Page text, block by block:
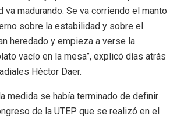
va madurando. Se va corriendo el manto
sobre la estabilidad y sobre el
heredado y empieza a verse la
vacío en la mesa”, explicó días atrás
Héctor Daer.
medida se había terminado de definir
de la UTEP que se realizó en el